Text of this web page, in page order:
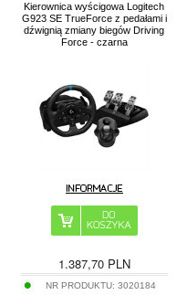
Kierownica wyścigowa Logitech
G923 SE TrueForce z pedałami i
dźwignią zmiany biegów Driving
Force - czarna
1.387,70PLN
NR PRODUKTU:3020184